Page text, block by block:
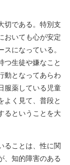
切である。特別支
おいても心が安定
になっている。
つ生徒や嫌なこと
動となってあらわ
服薬している児童
よく見て、普段と
るということを大
ることは、性に関
、知的障害のある